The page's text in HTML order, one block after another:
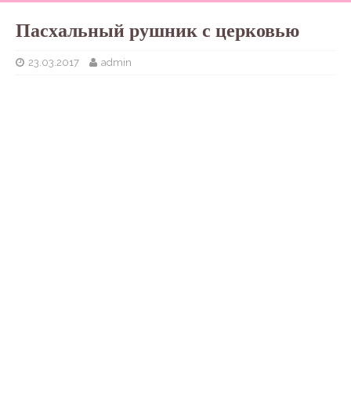
Пасхальный рушник с церковью
23.03.2017 admin